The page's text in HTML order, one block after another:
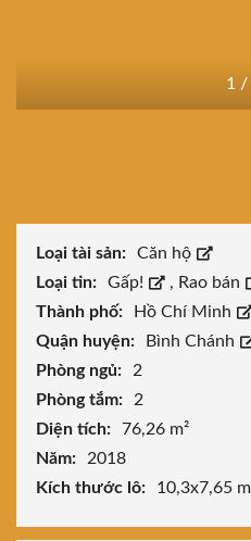
1 /
Loại tài sản:
Căn hộ
Loại tin:
Gấp! , Rao bán
Thành phố:
Hồ Chí Minh
Quận huyện:
Bình Chánh
Phòng ngủ:
2
Phòng tắm:
2
Diện tích:
76,26 m²
Năm:
2018
Kích thước lô:
10,3x7,65